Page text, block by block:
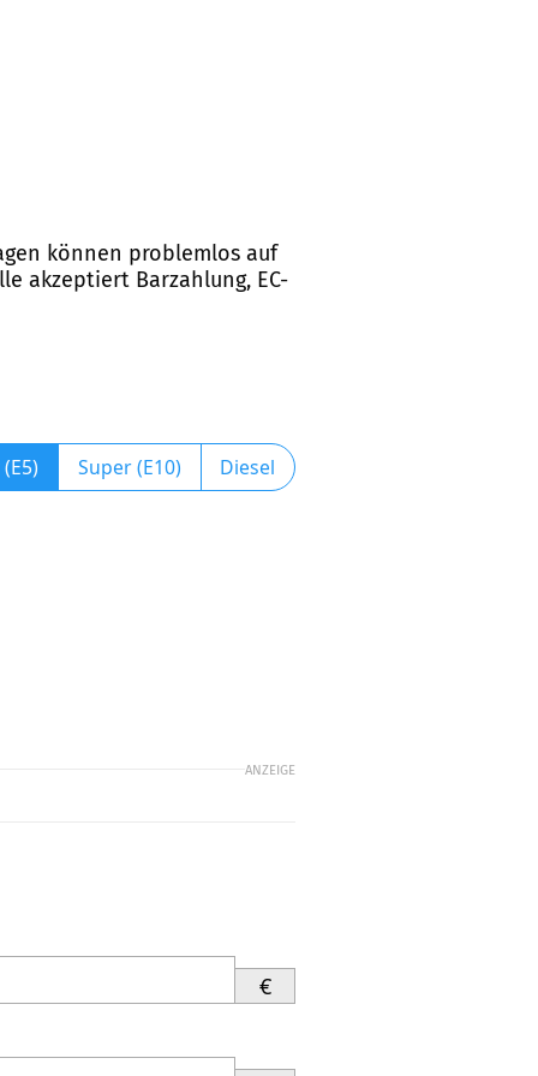
können problemlos auf
akzeptiert Barzahlung, EC-
Super (E10) Diesel
ANZEIGE
€